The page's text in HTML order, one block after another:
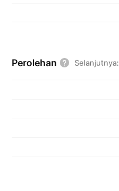
Perolehan Selanjutnya: